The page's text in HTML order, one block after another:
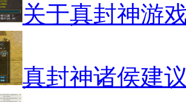
关于真封神游
真封神诸侯建